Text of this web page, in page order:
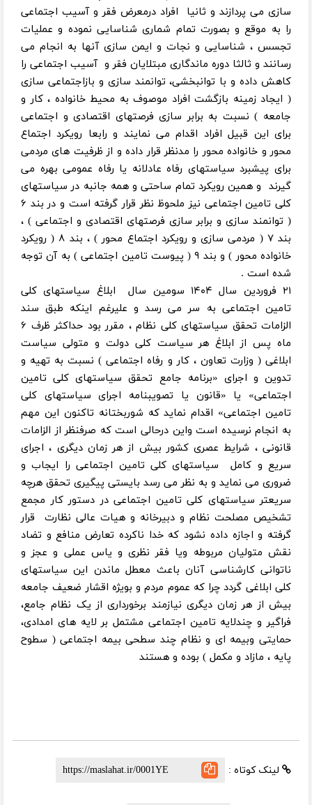
سازی می پردازند و ثانیا افراد درمعرض فقر و آسیب اجتماعی
را به موقع و بصورت تمام شماری شناسایی نموده و عملیات
تجسس ، شناسایی و نجات و ایمن سازی آنها به انجام می
رسانند و ثالثا دوره ماندگاری مبتلایان فقر و آسیب اجتماعی را
کاهش داده و با توانبخشی، توانمند سازی و بازاجتماعی سازی
( ایجاد زمینه بازگشت افراد موصوف به محیط خانواده ، کار و
جامعه ) نسبت به برابر سازی فرصتهای اقتصادی و اجتماعی
برای این قبیل افراد اقدام می نمایند و رابعا رویکرد اجتماع
محور و خانواده محور را مدنظر قرار داده و از ظرفیت های مردمی
برای پیشبرد سیاستهای رفاه عادلانه یا رفاه عمومی بهره می
گیرند و همین رویکرد تمام ساحتی و همه جانبه در سیاستهای
کلی تامین اجتماعی نیز ملحوظ نظر قرار گرفته است و در بند ۶
( توانمند سازی و برابر سازی فرصتهای اقتصادی و اجتماعی ) ،
بند ۷ ( مردمی سازی و رویکرد اجتماع محور ) ، بند ۸ ( رویکرد
خانواده محور ) و بند ۹ ( پیوست تامین اجتماعی ) به آن توجه
شده است .
۲۱ فروردین سال ۱۴۰۴ سومین سال ابلاغ سیاستهای کلی
تامین اجتماعی به سر می رسد و علیرغم اینکه طبق سند
الزامات تحقق سیاستهای کلی نظام ، مقرر بود حداکثر ظرف ۶
ماه پس از ابلاغ هر سیاست کلی دولت و متولی سیاست
ابلاغی ( وزارت تعاون ، کار و رفاه اجتماعی ) نسبت به تهیه و
تدوین و اجرای «برنامه جامع تحقق سیاستهای کلی تامین
اجتماعی» یا «قانون یا تصویبنامه اجرای سیاستهای کلی
تامین اجتماعی» اقدام نماید که شوربختانه تاکنون این مهم
به انجام نرسیده است واین درحالی است که صرفنظر از الزامات
قانونی ، شرایط عصری کشور بیش از هر زمان دیگری ، اجرای
سریع و کامل سیاستهای کلی تامین اجتماعی را ایجاب و
ضروری می نماید و به نظر می رسد بایستی پیگیری تحقق هرچه
سریعتر سیاستهای کلی تامین اجتماعی در دستور کار مجمع
تشخیص مصلحت نظام و دبیرخانه و هیات عالی نظارت قرار
گرفته و اجازه داده نشود که خدا ناکرده تعارض منافع و تضاد
نقش متولیان مربوطه ویا فقر نظری و یاس عملی و عجز و
ناتوانی کارشناسی آنان باعث معطل ماندن این سیاستهای
کلی ابلاغی گردد چرا که عموم مردم و بویژه اقشار ضعیف جامعه
بیش از هر زمان دیگری نیازمند برخورداری از یک نظام جامع،
فراگیر و چندلایه تامین اجتماعی مشتمل بر لایه های امدادی،
حمایتی وبیمه ای و نظام چند سطحی بیمه اجتماعی ( سطوح
پایه ، مازاد و مکمل ) بوده و هستند
لینک کوتاه :